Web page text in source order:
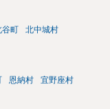
谷町
北中城村
恩納村
宜野座村